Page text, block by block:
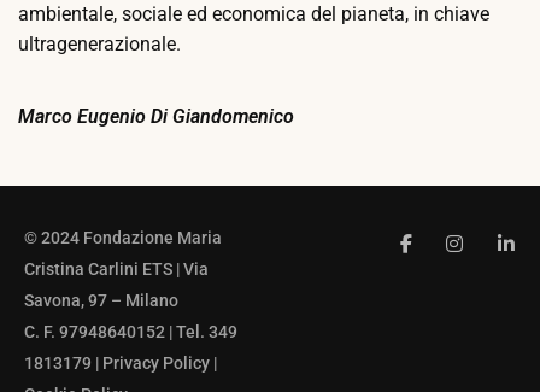
ambientale, sociale ed economica del pianeta, in chiave
ultragenerazionale.
Marco Eugenio Di Giandomenico
© 2024 Fondazione Maria
Cristina Carlini ETS | Via
Savona, 97 – Milano
C. F. 97948640152 | Tel. 349
1813179 | Privacy Policy |